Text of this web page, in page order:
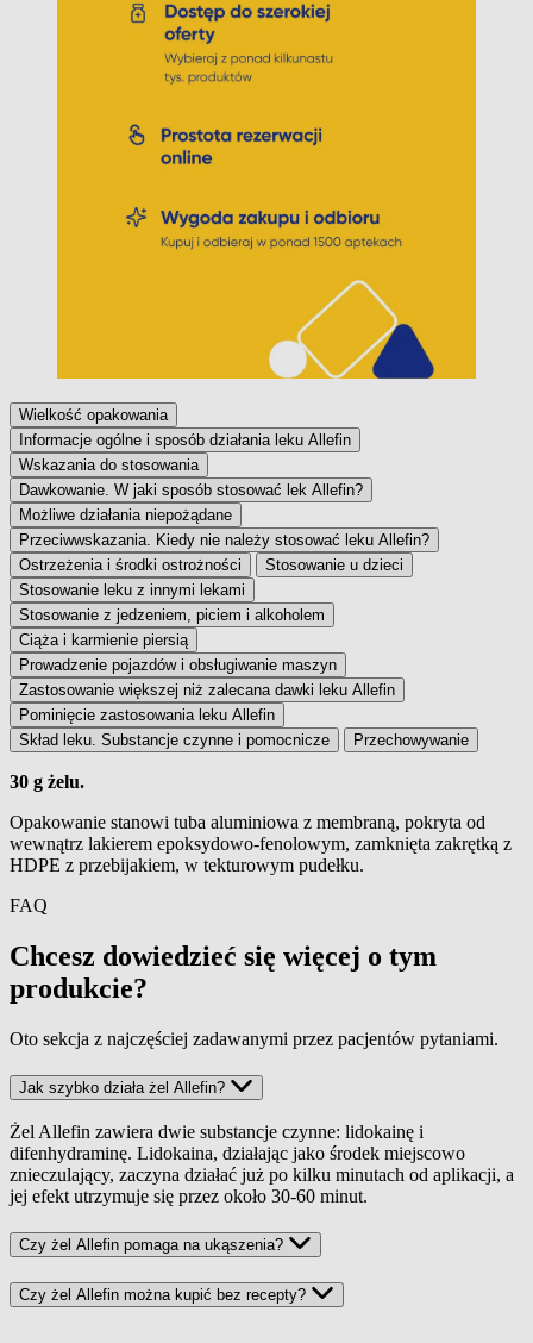
Wielkość opakowania
Informacje ogólne i sposób działania leku Allefin
Wskazania do stosowania
Dawkowanie. W jaki sposób stosować lek Allefin?
Możliwe działania niepożądane
Przeciwwskazania. Kiedy nie należy stosować leku Allefin?
Ostrzeżenia i środki ostrożności
Stosowanie u dzieci
Stosowanie leku z innymi lekami
Stosowanie z jedzeniem, piciem i alkoholem
Ciąża i karmienie piersią
Prowadzenie pojazdów i obsługiwanie maszyn
Zastosowanie większej niż zalecana dawki leku Allefin
Pominięcie zastosowania leku Allefin
Skład leku. Substancje czynne i pomocnicze
Przechowywanie
Wielkość opakowania
30 g żelu.
Opakowanie stanowi tuba aluminiowa z membraną, pokryta od
wewnątrz lakierem epoksydowo-fenolowym, zamknięta zakrętką z
HDPE z przebijakiem, w tekturowym pudełku.
FAQ
Chcesz dowiedzieć się więcej o tym
produkcie?
Oto sekcja z najczęściej zadawanymi przez pacjentów pytaniami.
Jak szybko działa żel Allefin?
Żel Allefin zawiera dwie substancje czynne: lidokainę i
difenhydraminę. Lidokaina, działając jako środek miejscowo
znieczulający, zaczyna działać już po kilku minutach od aplikacji, a
jej efekt utrzymuje się przez około 30-60 minut.
Czy żel Allefin pomaga na ukąszenia?
Czy żel Allefin można kupić bez recepty?